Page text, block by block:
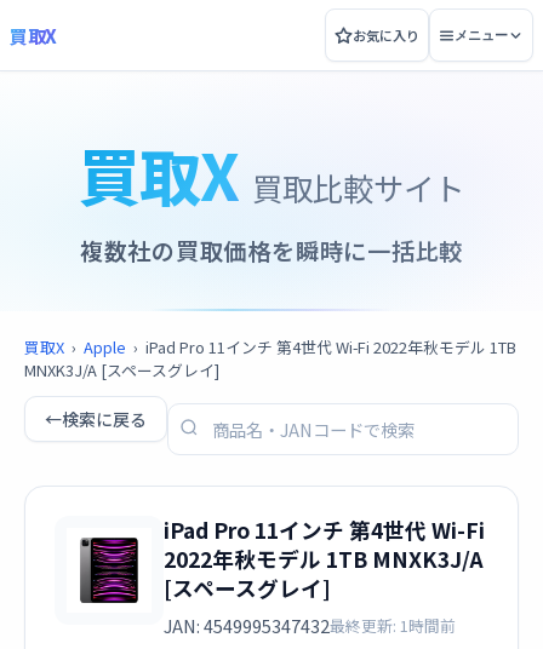
買取X お気に入り メニュー
買取X 買取比較サイト
複数社の買取価格を瞬時に一括比較
買取X › Apple › iPad Pro 11インチ 第4世代 Wi-Fi 2022年秋モデル 1TB
MNXK3J/A [スペースグレイ]
←検索に戻る
iPad Pro 11インチ 第4世代 Wi-Fi
2022年秋モデル 1TB MNXK3J/A
[スペースグレイ]
JAN: 4549995347432最終更新: 1時間前